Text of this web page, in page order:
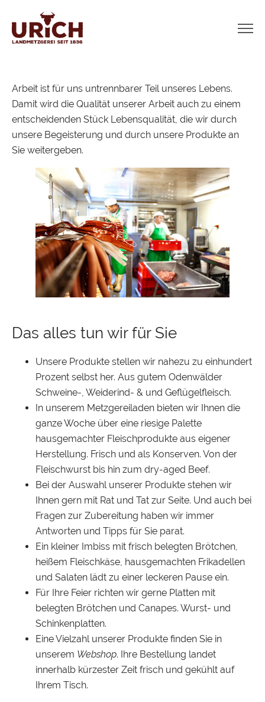
Arbeit ist für uns untrennbarer Teil unseres Lebens.
Damit wird die Qualität unserer Arbeit auch zu einem
entscheidenden Stück Lebensqualität, die wir durch
unsere Begeisterung und durch unsere Produkte an
Sie weitergeben.
Das alles tun wir für Sie
Unsere Produkte stellen wir nahezu zu einhundert
Prozent selbst her. Aus gutem Odenwälder
Schweine-, Weiderind- & und Geflügelfleisch.
In unserem Metzgereiladen bieten wir Ihnen die
ganze Woche über eine riesige Palette
hausgemachter Fleischprodukte aus eigener
Herstellung. Frisch und als Konserven. Von der
Fleischwurst bis hin zum dry-aged Beef.
Bei der Auswahl unserer Produkte stehen wir
Ihnen gern mit Rat und Tat zur Seite. Und auch bei
Fragen zur Zubereitung haben wir immer
Antworten und Tipps für Sie parat.
Ein kleiner Imbiss mit frisch belegten Brötchen,
heißem Fleischkäse, hausgemachten Frikadellen
und Salaten lädt zu einer leckeren Pause ein.
Für Ihre Feier richten wir gerne Platten mit
belegten Brötchen und Canapes. Wurst- und
Schinkenplatten.
Eine Vielzahl unserer Produkte finden Sie in
unserem Webshop. Ihre Bestellung landet
innerhalb kürzester Zeit frisch und gekühlt auf
Ihrem Tisch.